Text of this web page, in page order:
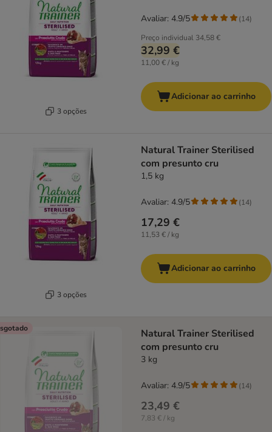
3 opções
Preço individual 34,58 €
32,99 €
11,00 € / kg
Avaliar: 4.9/5 (14)
Adicionar ao carrinho
3 opções
Natural Trainer Sterilised
com presunto cru
1,5 kg
17,29 €
11,53 € / kg
Avaliar: 4.9/5 (14)
Adicionar ao carrinho
Natural Trainer Sterilised
com presunto cru
3 kg
23,49 €
7,83 € / kg
Avaliar: 4.9/5 (14)